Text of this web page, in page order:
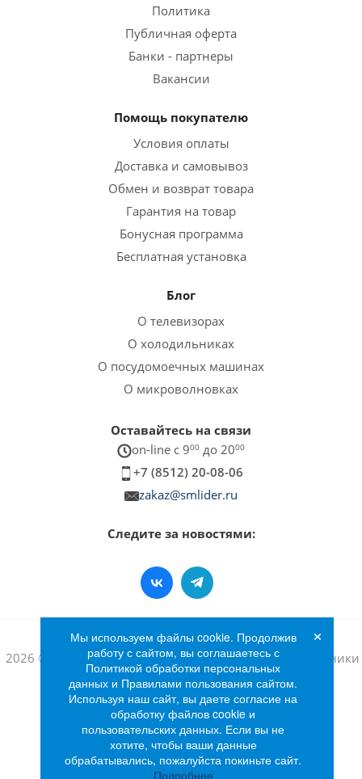
Политика
Публичная оферта
Банки - партнеры
Вакансии
Помощь покупателю
Условия оплаты
Доставка и самовывоз
Обмен и возврат товара
Гарантия на товар
Бонусная программа
Бесплатная установка
Блог
О телевизорах
О холодильниках
О посудомоечных машинах
О микроволновках
Оставайтесь на связи
on-line c 900 до 2000
+7 (8512) 20-08-06
zakaz@smlider.ru
Следите за новостями:
2026 © Интернет-магазин бытовой техники и электроники
«Лидер»
Мы используем файлы cookie. Продолжив
работу с сайтом, вы соглашаетесь с
Политикой обработки персональных
данных и Правилами пользования сайтом.
Используя наш сайт, вы даете согласие на
обработку файлов cookie и
пользовательских данных. Если вы не
хотите, чтобы ваши данные
обрабатывались, пожалуйста покиньте сайт.
Подробнее
×